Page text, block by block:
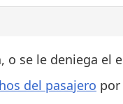
se le deniega el
del pasajero